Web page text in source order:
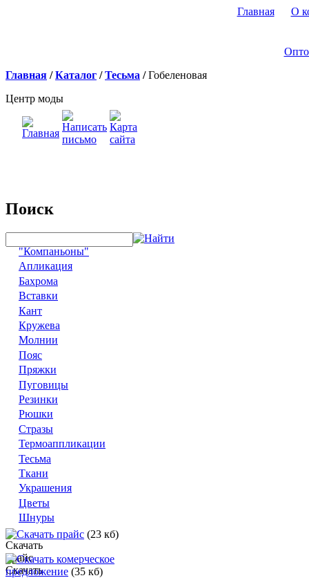
Главная О
Главная /Каталог /Тесьма /Гобеленовая
Центр моды
Поиск
"Компаньоны"
Апликация
Бахрома
Вставки
Кант
Кружева
Молнии
Пояс
Пряжки
Пуговицы
Резинки
Рюшки
Стразы
Термоаппликации
Тесьма
Ткани
Украшения
Цветы
Шнуры
Скачать прайс (23 кб)
Скачать комерческое
предложение (35 кб)